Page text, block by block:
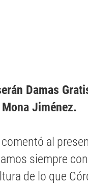
Damas
Jiménez.
al
siempre
de lo que